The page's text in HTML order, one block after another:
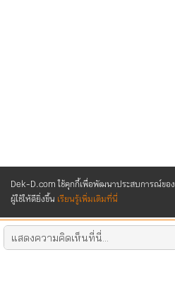
Dek-D.com ใช้คุกกี้เพื่อพัฒนาประสบการณ์ของ
ผู้ใช้ให้ดียิ่งขึ้น เรียนรู้เพิ่มเติมที่นี่